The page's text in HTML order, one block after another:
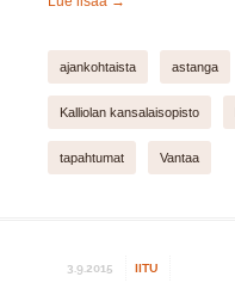
ajankohtaista astanga
Kalliolan kansalaisopisto
tapahtumat Vantaa
3.9.2015 IITU